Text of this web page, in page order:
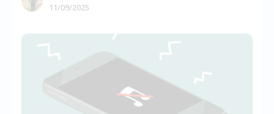
11/09/2025